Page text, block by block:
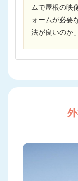
ムで屋根の映
ォームが必要
法が良いのか